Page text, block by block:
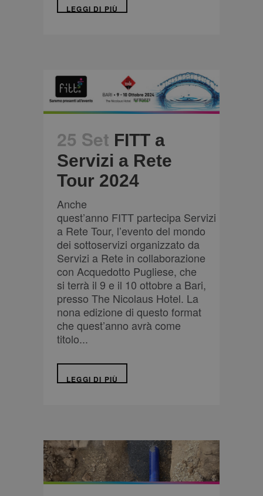
LEGGI DI PIÙ
25 Set FITT a
Servizi a Rete
Tour 2024
Anche
quest’anno FITT partecipa Servizi
a Rete Tour, l’evento del mondo
dei sottoservizi organizzato da
Servizi a Rete in collaborazione
con Acquedotto Pugliese, che
si terrà il 9 e il 10 ottobre a Bari,
presso The Nicolaus Hotel. La
nona edizione di questo format
che quest’anno avrà come
titolo...
LEGGI DI PIÙ